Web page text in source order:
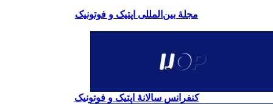
مجلۀ بین‌المللی اپتیک و فوتونیک
کنفرانس سالانۀ اپتیک و فوتونیک